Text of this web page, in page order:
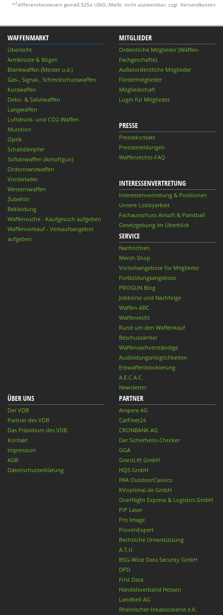
*2differenzbesteuert gemäß §25a UStG.;MwSt. nicht ausweisbar; zzgl. Versandkosten
WAFFENMARKT
Übersicht
Armbrüste & Bögen
Blankwaffen (Messer u.ä.)
Gas-, Signal-, Schreckschusswaffen
Kurzwaffen
Deko- & Salutwaffen
Langwaffen
Luftdruck- und CO2-Waffen
Munition
Optik
Schalldämpfer
Softairwaffen (Airsoftgun)
Ordonnanzwaffen
Vorderlader
Westernwaffen
Zubehör
Bekleidung
Waffensuche - Kaufgesuch aufgeben
Waffenverkauf - Verkaufsangebot
aufgeben
MITGLIEDER
Ordentliche Mitglieder (Waffen-
Fachgeschäfte)
Außerordentliche Mitglieder
Fördermitglieder
Mitgliedschaft
Login für Mitglieder
PRESSE
Pressekontakt
Pressemeldungen
Waffenrechts-FAQ
INTERESSENVERTRETUNG
Interessenvertretung & Positionen
Unsere Lobbyarbeit
Fachausschuss Airsoft & Paintball
Gesetzgebung im Überblick
SERVICE
Nachrichten
Merch-Shop
Vorteilsangebote für Mitglieder
Fortbildungsangebote
PROGUN Blog
Jobbörse und Nachfolge
Waffen-ABC
Waffenrecht
Rund um den Waffenkauf
Beschussämter
Waffensachverständige
Ausbildungsmöglichkeiten
Erbwaffenblockierung
A.E.C.A.C.
Newsletter
ÜBER UNS
Der VDB
Partner des VDB
Das Präsidium des VDB
Kontakt
Impressum
AGB
Datenschutzerklärung
PARTNER
Ampere AG
CarFleet24
CRONBANK AG
Der Sicherheits-Checker
GGA
GrantLift GmbH
HQS GmbH
IWA OutdoorClassics
KVoptimal.de GmbH
OverNight Express & Logistics GmbH
PiP Laser
Pro Image
ProvenExpert
Rechtliche Unterstützung
A.T.U.
BSG-Wüst Data Security GmbH
DPD
First Data
Handelsverband Hessen
Landbell AG
Rheinischer-Inkassodienst e.K.